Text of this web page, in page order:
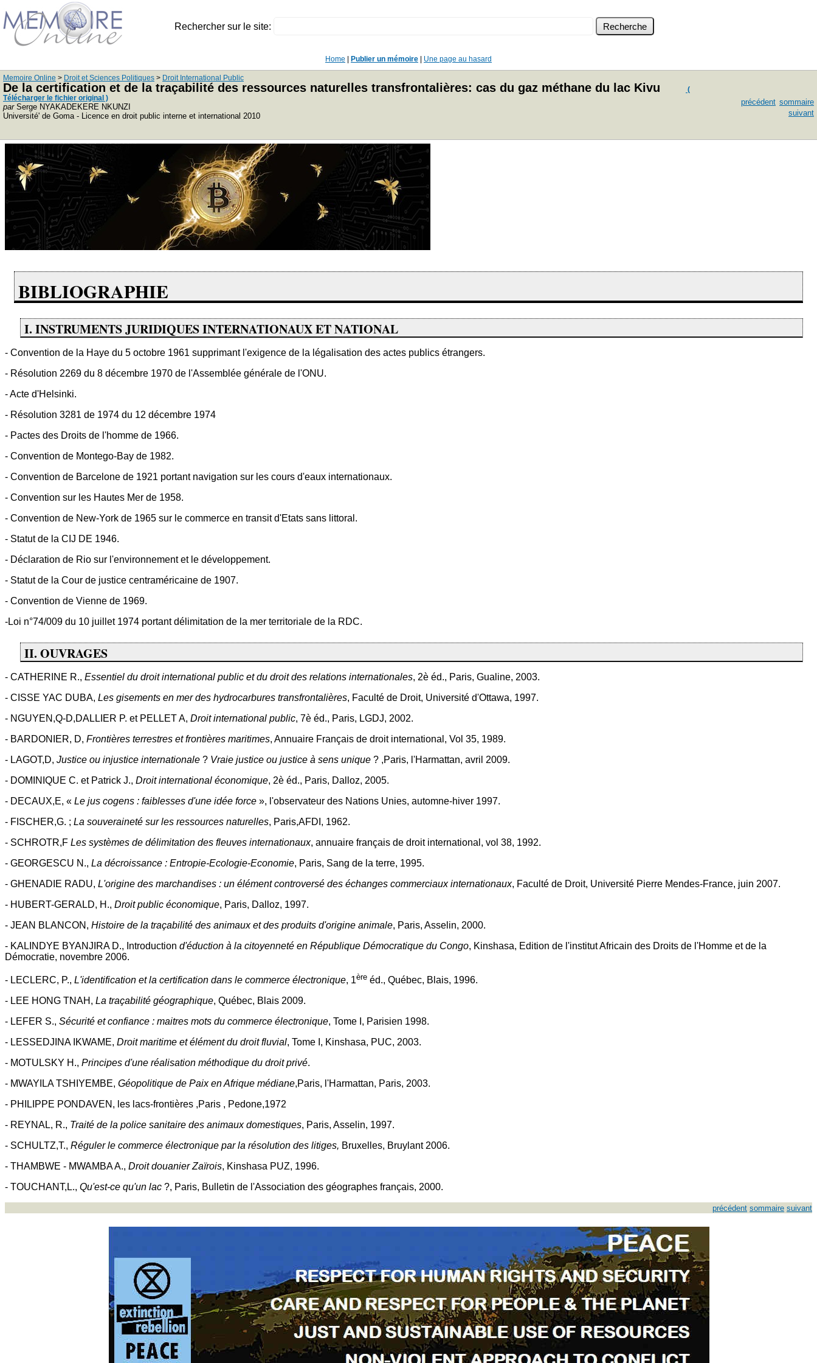
Rechercher sur le site:
Home Publier un mémoire Une page au hasard
Memoire Online > Droit et Sciences Politiques > Droit International Public
De la certification et de la traçabilité des ressources naturelles transfrontalières: cas du gaz méthane du lac Kivu
(
Télécharger le fichier original )
parSerge NYAKADEKERE NKUNZI
Université' de Goma - Licence en droit public interne et international 2010
précédent sommaire
suivant
BIBLIOGRAPHIE
I. INSTRUMENTS JURIDIQUES INTERNATIONAUX ET NATIONAL
- Convention de la Haye du 5 octobre 1961 supprimant l'exigence de la légalisation des actes publics étrangers.
- Résolution 2269 du 8 décembre 1970 de l'Assemblée générale de l'ONU.
- Acte d'Helsinki.
- Résolution 3281 de 1974 du 12 décembre 1974
- Pactes des Droits de l'homme de 1966.
- Convention de Montego-Bay de 1982.
- Convention de Barcelone de 1921 portant navigation sur les cours d'eaux internationaux.
- Convention sur les Hautes Mer de 1958.
- Convention de New-York de 1965 sur le commerce en transit d'Etats sans littoral.
- Statut de la CIJ DE 1946.
- Déclaration de Rio sur l'environnement et le développement.
- Statut de la Cour de justice centraméricaine de 1907.
- Convention de Vienne de 1969.
-Loi n°74/009 du 10 juillet 1974 portant délimitation de la mer territoriale de la RDC.
II. OUVRAGES
- CATHERINE R., Essentiel du droit international public et du droit des relations internationales, 2è éd., Paris, Gualine, 2003.
- CISSE YAC DUBA, Les gisements en mer des hydrocarbures transfrontalières, Faculté de Droit, Université d'Ottawa, 1997.
- NGUYEN,Q-D,DALLIER P. et PELLET A, Droit international public, 7è éd., Paris, LGDJ, 2002.
- BARDONIER, D, Frontières terrestres et frontières maritimes, Annuaire Français de droit international, Vol 35, 1989.
- LAGOT,D, Justice ou injustice internationale ? Vraie justice ou justice à sens unique ? ,Paris, l'Harmattan, avril 2009.
- DOMINIQUE C. et Patrick J., Droit international économique, 2è éd., Paris, Dalloz, 2005.
- DECAUX,E, « Le jus cogens : faiblesses d'une idée force », l'observateur des Nations Unies, automne-hiver 1997.
- FISCHER,G. ; La souveraineté sur les ressources naturelles, Paris,AFDI, 1962.
- SCHROTR,F Les systèmes de délimitation des fleuves internationaux, annuaire français de droit international, vol 38, 1992.
- GEORGESCU N., La décroissance : Entropie-Ecologie-Economie, Paris, Sang de la terre, 1995.
- GHENADIE RADU, L'origine des marchandises : un élément controversé des échanges commerciaux internationaux, Faculté de Droit, Université Pierre Mendes-France, juin 2007.
- HUBERT-GERALD, H., Droit public économique, Paris, Dalloz, 1997.
- JEAN BLANCON, Histoire de la traçabilité des animaux et des produits d'origine animale, Paris, Asselin, 2000.
- KALINDYE BYANJIRA D., Introduction d'éduction à la citoyenneté en République Démocratique du Congo, Kinshasa, Edition de l'institut Africain des Droits de l'Homme et de la
Démocratie, novembre 2006.
- LECLERC, P., L'identification et la certification dans le commerce électronique, 1ère éd., Québec, Blais, 1996.
- LEE HONG TNAH, La traçabilité géographique, Québec, Blais 2009.
- LEFER S., Sécurité et confiance : maitres mots du commerce électronique, Tome I, Parisien 1998.
- LESSEDJINA IKWAME, Droit maritime et élément du droit fluvial, Tome I, Kinshasa, PUC, 2003.
- MOTULSKY H., Principes d'une réalisation méthodique du droit privé.
- MWAYILA TSHIYEMBE, Géopolitique de Paix en Afrique médiane,Paris, l'Harmattan, Paris, 2003.
- PHILIPPE PONDAVEN, les lacs-frontières ,Paris , Pedone,1972
- REYNAL, R., Traité de la police sanitaire des animaux domestiques, Paris, Asselin, 1997.
- SCHULTZ,T., Réguler le commerce électronique par la résolution des litiges, Bruxelles, Bruylant 2006.
- THAMBWE - MWAMBA A., Droit douanier Zaïrois, Kinshasa PUZ, 1996.
- TOUCHANT,L., Qu'est-ce qu'un lac ?, Paris, Bulletin de l'Association des géographes français, 2000.
précédent sommaire suivant